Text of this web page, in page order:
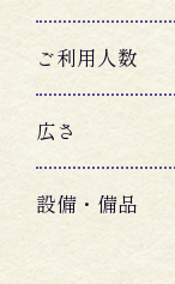
ご利用人数
広さ
設備・備品